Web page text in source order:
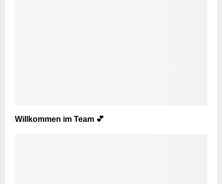
Willkommen im Team 💕